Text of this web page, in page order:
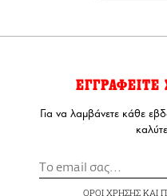
ΕΓΓΡΑΦΕΙΤΕ
Για να λαμβάνετε κάθε
ΟΡΟΙ ΧΡΗΣΗΣΚΑΙ